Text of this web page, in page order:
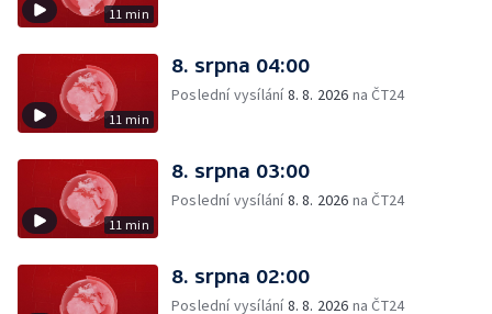
11 min
11 min
8. srpna 04:00
Poslední vysílání8. 8. 2026 na ČT24
11 min
8. srpna 03:00
Poslední vysílání8. 8. 2026 na ČT24
8. srpna 02:00
Poslední vysílání8. 8. 2026 na ČT24